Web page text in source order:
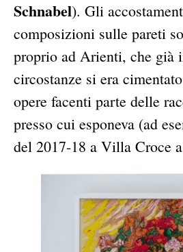
Schnabel). Gli
composizioni sulle pareti
proprio ad Arienti, che già
circostanze si era
opere facenti parte delle
presso cui esponeva (ad
del 2017-18 a Villa Croce